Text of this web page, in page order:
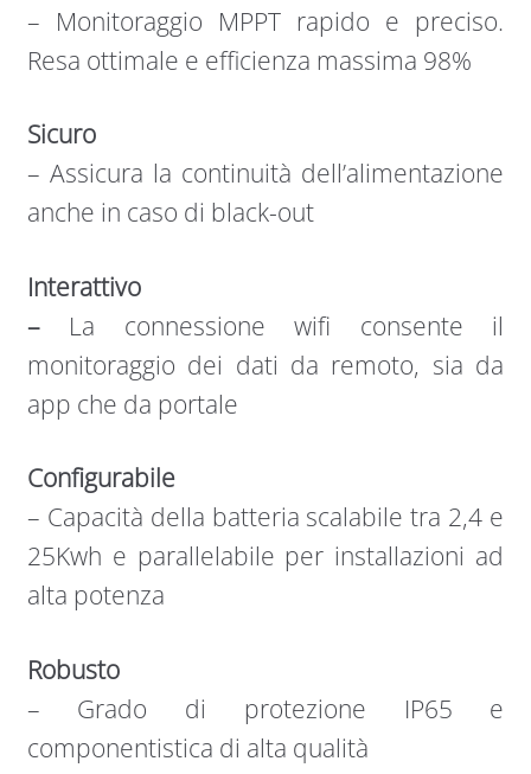
– Monitoraggio MPPT rapido e preciso.
Resa ottimale e efficienza massima 98%
Sicuro
– Assicura la continuità dell’alimentazione
anche in caso di black-out
Interattivo
– La connessione wifi consente il
monitoraggio dei dati da remoto, sia da
app che da portale
Configurabile
– Capacità della batteria scalabile tra 2,4 e
25Kwh e parallelabile per installazioni ad
alta potenza
Robusto
– Grado di protezione IP65 e
componentistica di alta qualità